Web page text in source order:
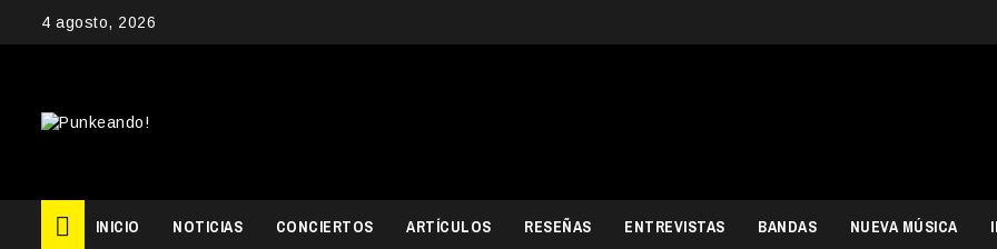
4 agosto, 2026
INICIO NOTICIAS CONCIERTOS ARTÍCULOS RESEÑAS ENTREVISTAS BANDAS NUEVA MÚSICA